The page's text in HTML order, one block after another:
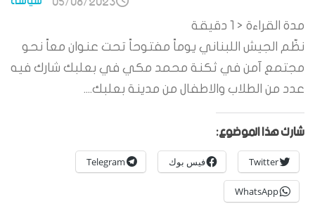
مدة القراءة < 1
دقيقة
نظّم الجيش اللبناني يوماً مفتوحاً تحت عنوان معاً نحو
مجتمع آمن في ثكنة محمد مكي في بعلبك شارك فيه
عدد من الطلاب والاطفال من مدينة بعلبك....
شارك هذا الموضوع:
Twitter فيس بوك Telegram
WhatsApp